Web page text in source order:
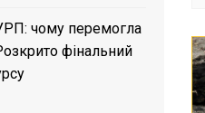
чому перемогла
фінальний